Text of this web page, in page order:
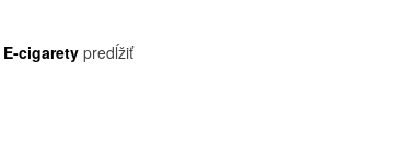
E-cigarety predĺžiť